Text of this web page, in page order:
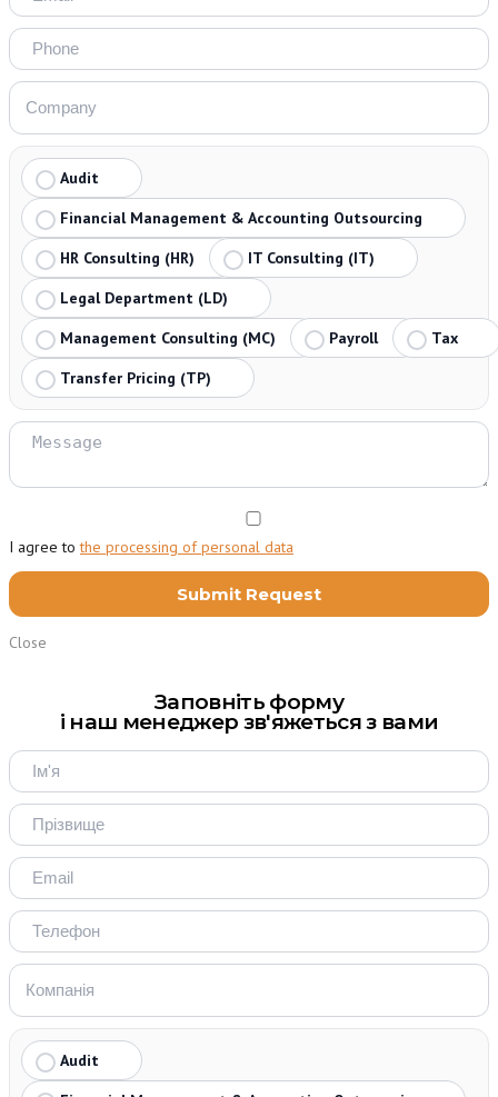
Audit
Financial Management & Accounting Outsourcing
HR Consulting (HR)
IT Consulting (IT)
Legal Department (LD)
Management Consulting (MC)
Payroll
Tax
Transfer Pricing (TP)
I agree tothe processing of personal data
Close
Заповніть форму
і наш менеджер зв'яжеться з вами
Audit